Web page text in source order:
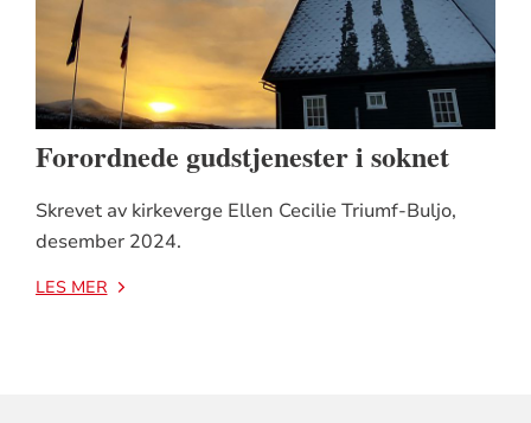
Forordnede gudstjenester i soknet
Skrevet av kirkeverge Ellen Cecilie Triumf-Buljo,
desember 2024.
LES MER